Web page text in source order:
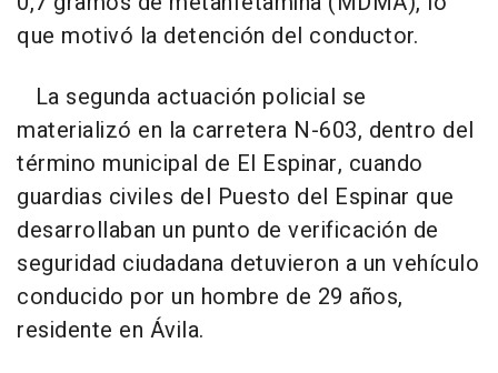
que motivó la detención del conductor.
La segunda actuación policial se
materializó en la carretera N-603, dentro del
término municipal de El Espinar, cuando
guardias civiles del Puesto del Espinar que
desarrollaban un punto de verificación de
seguridad ciudadana detuvieron a un vehículo
conducido por un hombre de 29 años,
residente en Ávila.